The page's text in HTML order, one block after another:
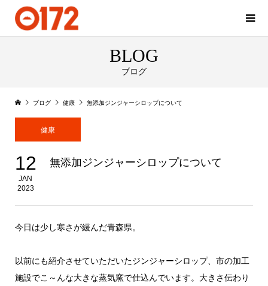
BLOG
ブログ
ブログ 健康 無添加ジンジャーシロップについて
健康
12
JAN
2023
無添加ジンジャーシロップについて
今日は少し寒さが緩んだ青森県。
以前にも紹介させていただいたジンジャーシロップ、市の加工
施設でこ～んな大きな蒸気窯で仕込んでいます。大きさ伝わり